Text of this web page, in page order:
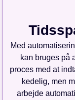
Med
kan bruges på
proces med at
kedelig, men
arbejde